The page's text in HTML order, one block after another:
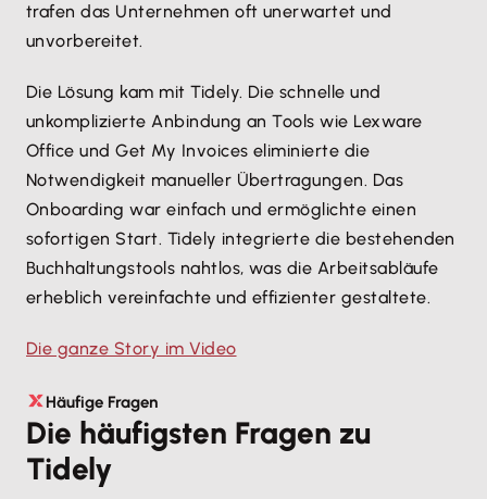
trafen das Unternehmen oft unerwartet und
unvorbereitet.
Die Lösung kam mit Tidely. Die schnelle und
unkomplizierte Anbindung an Tools wie Lexware
Office und Get My Invoices eliminierte die
Notwendigkeit manueller Übertragungen. Das
Onboarding war einfach und ermöglichte einen
sofortigen Start. Tidely integrierte die bestehenden
Buchhaltungstools nahtlos, was die Arbeitsabläufe
erheblich vereinfachte und effizienter gestaltete.
Die ganze Story im Video
Häufige Fragen
Die häufigsten Fragen zu
Tidely